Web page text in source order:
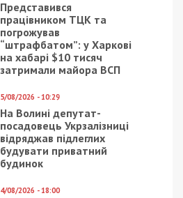
Представився
працівником ТЦК та
погрожував
“штрафбатом”: у Харкові
на хабарі $10 тисяч
затримали майора ВСП
5/08/2026 - 10:29
На Волині депутат-
посадовець Укрзалізниці
відряджав підлеглих
будувати приватний
будинок
4/08/2026 - 18:00